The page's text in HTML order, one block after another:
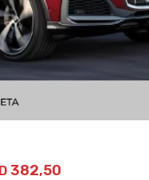
382,50